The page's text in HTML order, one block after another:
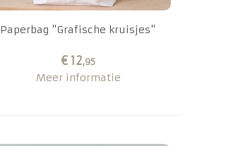
Paperbag "Grafische kruisjes"
€ 12,95
Meer informatie